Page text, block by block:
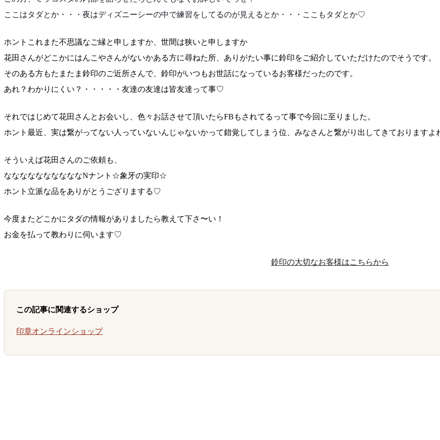
ここはタダとか・・・夜はディズニーシーの中で練習をしてるのが見えるとか・・・ここもタダとか♡
ホントこれまた不思議なご縁と申しますか、世間は狭いと 申しますか
花田さんがどこかにはんこやさんがないかある方に尋ねた 所、ありがたい事に鈴印をご紹介していただけたのでそう です。
そのある方もたまたま鈴印のご近所さんで、鈴印がいつもお世話になっているお客様だったのです。
あれ？わかりにくい？・・・・・友達の友達は皆友達って事♡
それではじめて花田さんとお会いし、色々お話させて頂いたらFBもされてるって事で今回に至りました。
ホント最近、実は繋がってない人っていないんじゃないかって錯覚してしまう位、みなさんと繋がり出してきており ますよ
そういえば花田さんのご依頼も、
ななななななななななNナント☆象牙の実印☆
ホント立派な品をありがとうござりまする♡
今度またどこかにタダの情報がありましたら教えて下さ〜い！
お金を払って教わりに伺います♡
鈴印の大切なお客様はこちらから
この記事に関連するショップ
印章オンラインショップ